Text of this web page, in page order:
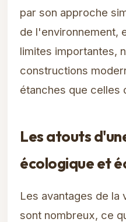
par son approche
de l'environnement,
limites importantes,
constructions
étanches que celles
Les atouts
écologique et
Les avantages de la
sont nombreux, ce